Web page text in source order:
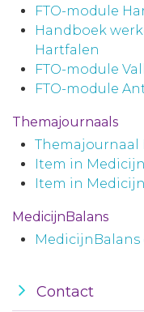
FTO-module
Handboek
Hartfalen
FTO-module
FTO-module
Themajournaals
Themajournaal
Item in
Item in
MedicijnBalans
MedicijnBalans
Contact